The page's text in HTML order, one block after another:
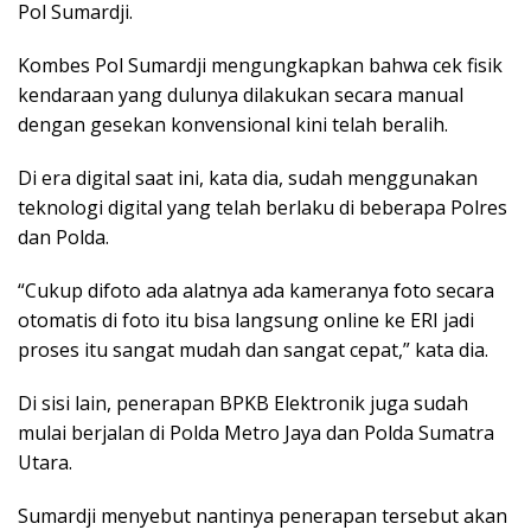
Pol Sumardji.
Kombes Pol Sumardji mengungkapkan bahwa cek fisik
kendaraan yang dulunya dilakukan secara manual
dengan gesekan konvensional kini telah beralih.
Di era digital saat ini, kata dia, sudah menggunakan
teknologi digital yang telah berlaku di beberapa Polres
dan Polda.
“Cukup difoto ada alatnya ada kameranya foto secara
otomatis di foto itu bisa langsung online ke ERI jadi
proses itu sangat mudah dan sangat cepat,” kata dia.
Di sisi lain, penerapan BPKB Elektronik juga sudah
mulai berjalan di Polda Metro Jaya dan Polda Sumatra
Utara.
Sumardji menyebut nantinya penerapan tersebut akan